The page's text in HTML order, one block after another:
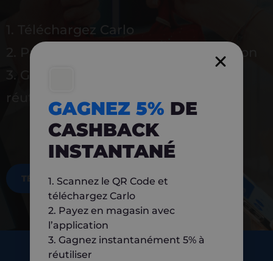
1. Téléchargez Carlo
2. Payez en magasin avec l’application
3. Gagnez instantanément 5 % à
réutiliser
TÉLÉCHARGEZ MAINTENANT
GAGNEZ 5% DE
CASHBACK
INSTANTANÉ
1. Scannez le QR Code et
téléchargez Carlo
2. Payez en magasin avec
l’application
3. Gagnez instantanément 5% à
réutiliser